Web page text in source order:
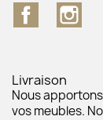
Facebook
Livraison
Nous
vos meubles.